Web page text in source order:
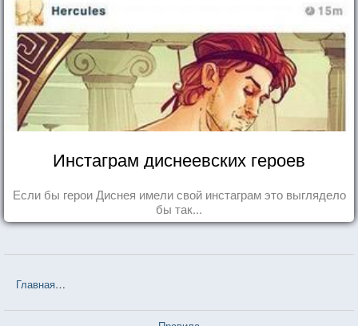
Инстаграм диснеевских героев
Если бы герои Диснея имели свой инстаграм это выглядело
бы так...
Главная